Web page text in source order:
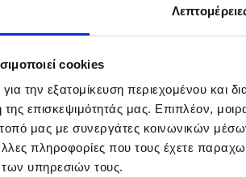
cookies
την εξατομίκευση περιεχομένου και
επισκεψιμότητάς μας. Επιπλέον,
μας με συνεργάτες κοινωνικών
πληροφορίες που τους έχετε
υπηρεσιών τους.
innovation, creativity and
where our employees
their creative ideas is
and efficiency in
safeguard respect for